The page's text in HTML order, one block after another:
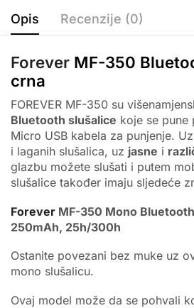
Opis Recenzije (0)
Forever MF-350
crna
FOREVER MF-350 su
Bluetooth slušalice koje se pune
Micro USB kabela za punjenje.
i laganih slušalica, uz jasne i
glazbu možete slušati i putem
slušalice također imaju sljedeće
Forever MF-350 Mono
250mAh, 25h/300h
Ostanite povezani bez muke uz
mono slušalicu.
Ovaj model može da se pohvali